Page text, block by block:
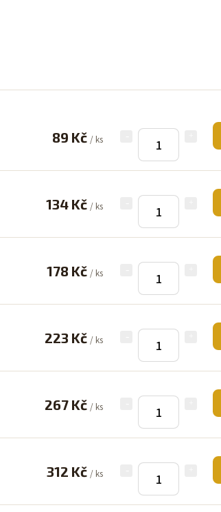
89 Kč / ks
134 Kč / ks
178 Kč / ks
223 Kč / ks
267 Kč / ks
312 Kč / ks